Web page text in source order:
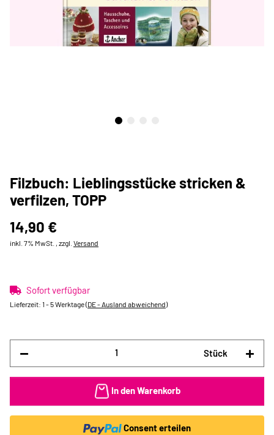
Filzbuch: Lieblingsstücke stricken &
verfilzen, TOPP
14,90 €
inkl. 7% MwSt. , zzgl. Versand
Sofort verfügbar
Lieferzeit: 1 - 5 Werktage(DE - Ausland abweichend)
Stück
In den Warenkorb
Consent erteilen